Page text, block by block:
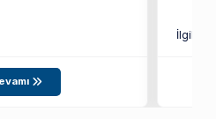
İlgili